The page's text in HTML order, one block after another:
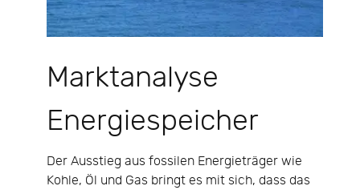
Marktanalyse
Energiespeicher
Der Ausstieg aus fossilen Energieträger wie
Kohle, Öl und Gas bringt es mit sich, dass das